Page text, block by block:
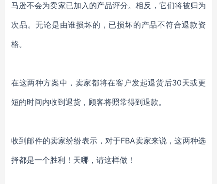
马逊不会为卖家已加入的产品评分。相反，它们将被归为
次品。无论是由谁损坏的，已损坏的产品不符合退款资
格。
在这两种方案中，卖家都将在客户发起退货后30天或更
短的时间内收到退货，顾客将照常得到退款。
收到邮件的卖家纷纷表示，对于FBA卖家来说，这两种选
择都是一个胜利！天哪，请这样做！